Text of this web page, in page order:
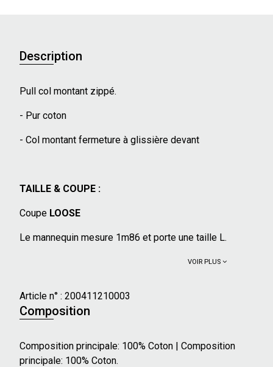
Description
Pull col montant zippé.
- Pur coton
- Col montant fermeture à glissière devant
TAILLE & COUPE :
Coupe LOOSE
Le mannequin mesure 1m86 et porte une taille L.
VOIR PLUS
Article n° : 200411210003
Composition
Composition principale: 100% Coton | Composition
principale: 100% Coton.